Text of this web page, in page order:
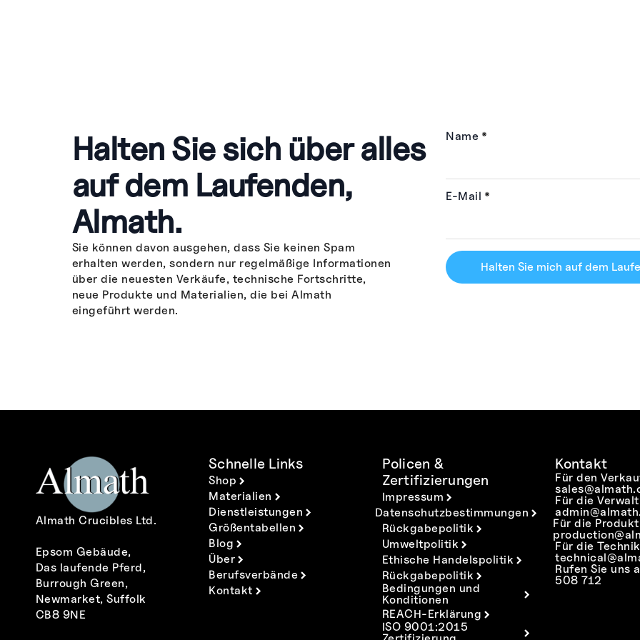
Halten Sie sich über alles
auf dem Laufenden,
Almath.
Sie können davon ausgehen, dass Sie keinen Spam
erhalten werden, sondern nur regelmäßige Informationen
über die neuesten Verkäufe, technische Fortschritte,
neue Produkte und Materialien, die bei Almath
eingeführt werden.
Name *
E-Mail *
Halten Sie mich auf dem
Almath Crucibles Ltd.
Epsom Gebäude,
Das laufende Pferd,
Burrough Green,
Newmarket, Suffolk
CB8 9NE
Schnelle Links
Shop
Materialien
Dienstleistungen
Größentabellen
Blog
Über
Berufsverbände
Kontakt
Policen &
Zertifizierungen
Impressum
Datenschutzbestimmungen
Rückgabepolitik
Umweltpolitik
Ethische Handelspolitik
Rückgabepolitik
Bedingungen und
Konditionen
REACH-Erklärung
ISO 9001:2015
Kontakt
Für den
Für die
Für die
Für die
Rufen Sie uns
508 712